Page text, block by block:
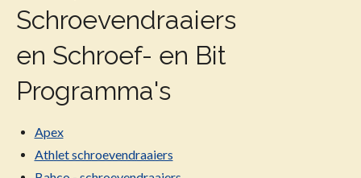
Schroevendraaiers
en Schroef- en Bit
Programma's
Apex
Athlet schroevendraaiers